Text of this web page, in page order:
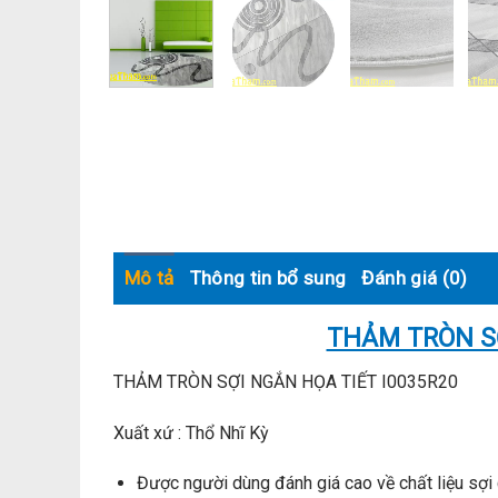
Mô tả Thông tin bổ sung Đánh giá (0)
THẢM TRÒN
THẢM TRÒN SỢI NGẮN HỌA TIẾT I0035R20
Xuất xứ : Thổ Nhĩ Kỳ
Được người dùng đánh giá cao về chất liệu